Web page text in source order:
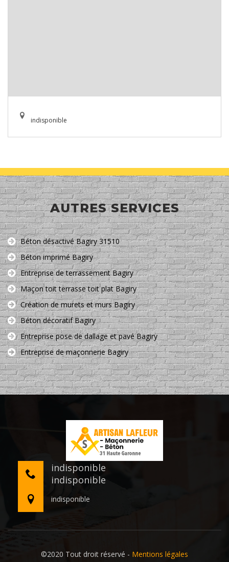
indisponible
AUTRES SERVICES
Béton désactivé Bagiry 31510
Béton imprimé Bagiry
Entreprise de terrassement Bagiry
Maçon toit terrasse toit plat Bagiry
Création de murets et murs Bagiry
Béton décoratif Bagiry
Entreprise pose de dallage et pavé Bagiry
Entreprise de maçonnerie Bagiry
indisponible
indisponible
indisponible
©2020 Tout droit réservé - Mentions légales